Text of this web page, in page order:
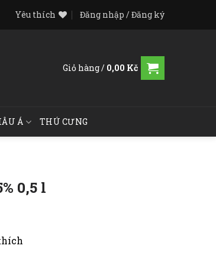
Yêu thích Đăng nhập / Đăng ký
Giỏ hàng / 0,00 Kč
Á THÚ CƯNG
0,5 l